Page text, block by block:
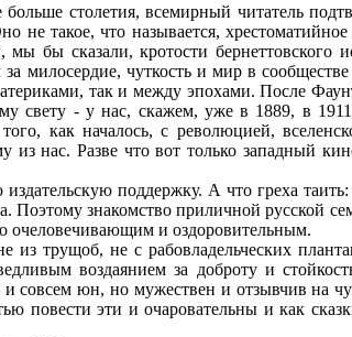
столетия, всемирный читатель
не такое, что называется,
бы сказали, кротости бернеттовского
милосердие, чуткость и мир в
так и между эпохами. После
свету - у нас, скажем, уже в 1889, в
как началось, с революцией,
из нас. Разве что вот только западный
поддержку. А что греха
знакомство приличной русской
очеловечивающим и оздоровительным.
трущоб, не с рабовладельческих
воздаянием за доброту и
и совсем юн, но мужествен и отзывчив на
повести эти и очаровательны и как